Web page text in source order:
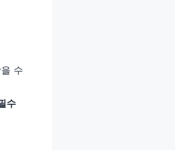
수
수